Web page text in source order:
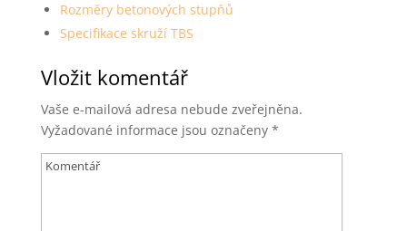
Rozměry betonových stupňů
Specifikace skruží TBS
Vložit komentář
Vaše e-mailová adresa nebude zveřejněna.
Vyžadované informace jsou označeny *